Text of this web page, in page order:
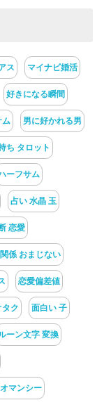
ス マイナビ婚活
好きになる瞬間
ム 男に好かれる男
ち タロット
ーフサム
占い 水晶 玉
恋愛
係 おまじない
恋愛偏差値
タク 面白い 子
ーン文字 変換
マンシー